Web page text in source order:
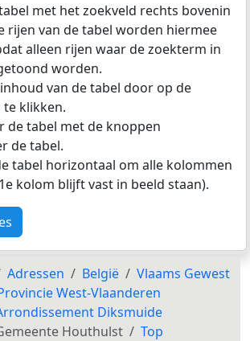
met het zoekveld rechts bovenin
rijen van de tabel worden hiermee
alleen rijen waar de zoekterm in
worden.
van de tabel door op de
klikken.
de tabel met de knoppen
de tabel.
tabel horizontaal om alle kolommen
kolom blijft vast in beeld staan).
Adressen België
Vlaams Gewest
West-Vlaanderen
Diksmuide
Houthulst
Top